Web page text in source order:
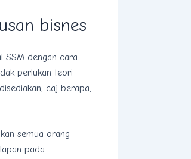
bisnes
SSM dengan cara
perlukan teori
caj berapa,
semua orang
pada